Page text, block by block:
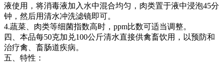
液使用，将消毒液加入水中混合均匀，肉类置于液中浸泡45分
钟，然后用清水冲洗滤镜即可。
4.蔬菜、肉类等细菌指数高时，ppm比数可适当调整。
四、本品每50克加兑100公斤清水直接供禽畜饮用，以预防和
治疗禽、畜肠道疾病。
五、特性：